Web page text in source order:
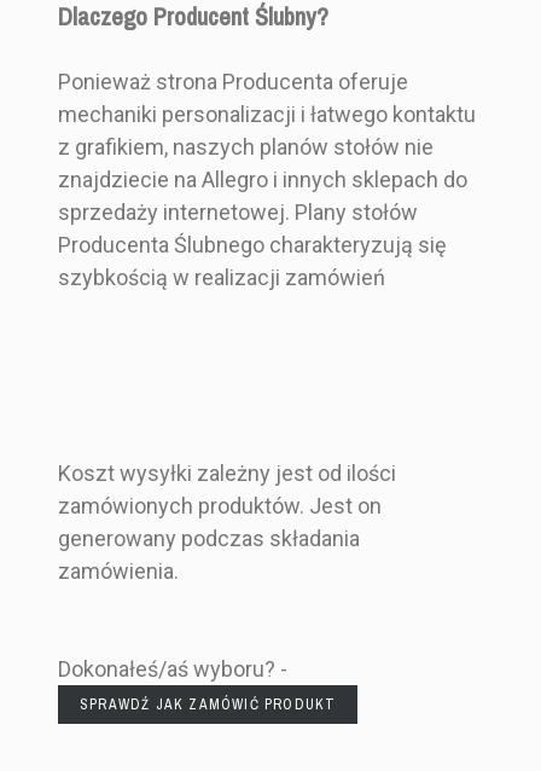
Dlaczego Producent Ślubny?
Ponieważ strona Producenta oferuje
mechaniki personalizacji i łatwego kontaktu
z grafikiem, naszych planów stołów nie
znajdziecie na Allegro i innych sklepach do
sprzedaży internetowej. Plany stołów
Producenta Ślubnego charakteryzują się
szybkością w realizacji zamówień
Koszt wysyłki zależny jest od ilości
zamówionych produktów. Jest on
generowany podczas składania
zamówienia.
Dokonałeś/aś wyboru? -
SPRAWDŹ JAK ZAMÓWIĆ PRODUKT